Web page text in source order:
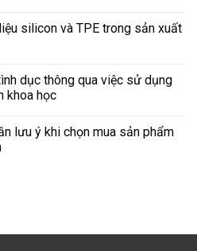
silicon và TPE trong sản xuất
dục thông qua việc sử dụng
khoa học
lưu ý khi chọn mua sản phẩm